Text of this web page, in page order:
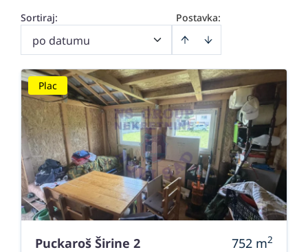
Postavka:
Sortiraj:
po datumu
Plac
Puckaroš Širine 2 752 m2